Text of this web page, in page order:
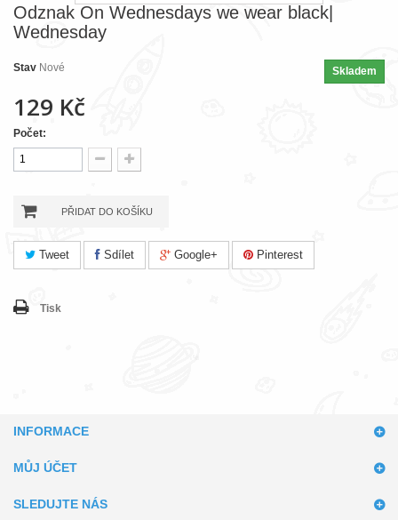
Odznak On Wednesdays we wear black|
Wednesday
Skladem
Stav Nové
129 Kč
Počet:
PŘIDAT DO KOŠÍKU
Tweet Sdílet Google+ Pinterest
Tisk
INFORMACE
MŮJ ÚČET
SLEDUJTE NÁS